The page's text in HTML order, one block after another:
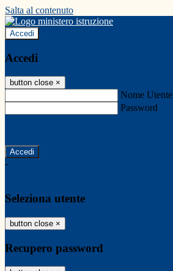
Salta al contenuto
Accedi
Accedi
button close ×
Nome Utente
Password
-
Seleziona utente
button close ×
Recupero password